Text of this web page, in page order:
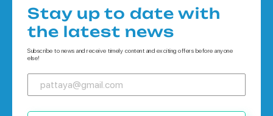
公寓 在 普吉岛
Houses 在 象岛
Stay up to date with
the latest news
Subscribe to news and receive timely content and exciting offers before anyone
else!